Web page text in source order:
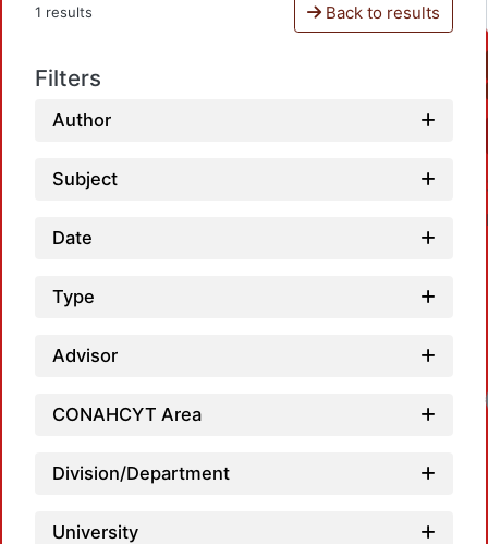
1 results Back to results
Filters
Author
Subject
Date
Type
Advisor
CONAHCYT Area
Division/Department
University